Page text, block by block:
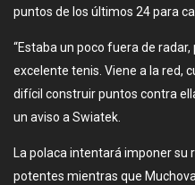
puntos de los últimos 24 para
“Estaba un poco fuera de
excelente tenis. Viene a la red,
difícil construir puntos contra
un aviso a Swiatek.
La polaca intentará imponer su
potentes mientras que